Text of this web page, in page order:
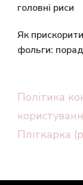
головні риси
Як
фольги:
Політика
Пліткарка